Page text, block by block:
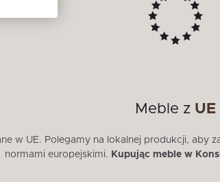
Meble z UE
w UE. Polegamy na lokalnej produkcji, aby
normami europejskimi. Kupując meble w